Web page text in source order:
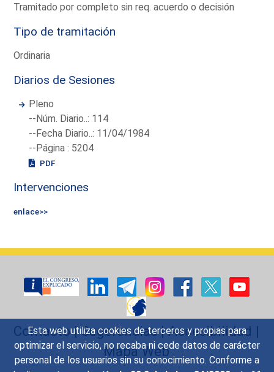
Esta web utiliza cookies de terceros y propias para
optimizar el servicio, no recaba ni cede datos de carácter
personal de los usuarios sin su conocimiento. Conforme a
Tramitado por completo sin req. acuerdo o decisión
Tipo de tramitación
Ordinaria
Diarios de Sesiones
Pleno
--Núm. Diario..: 114
--Fecha Diario..: 11/04/1984
--Página : 5204
PDF
Intervenciones
enlace>>
Contacto|Sugerencias|Accesibilidad |
Mapa Web